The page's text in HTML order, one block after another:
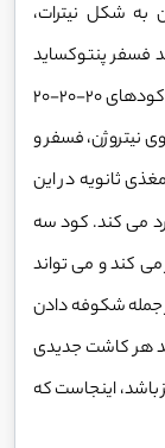
20درصد نیتروژن به شکل نیترات،
20درصد پتاسیم اکساید و 20درصد فسفر پنتوکساید
عناصر اصلی تشکیل دهنده آن هستند.البته همه کودهای 20-20-20
نیتروژن، فسفر و
ثانویه در این
می کند. کود سه
می کند و می تواند
جمله شکوفه دادن
هر کاشت جدیدی
باشد، اینجاست که